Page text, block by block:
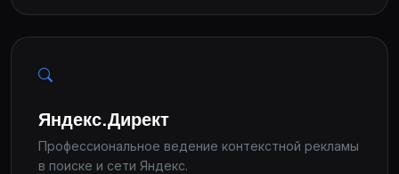
Яндекс.Директ
Профессиональное ведение контекстной рекламы
в поиске и сети Яндекс.